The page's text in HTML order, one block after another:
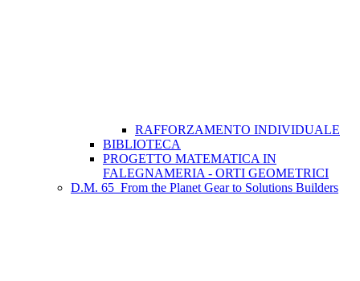
RAFFORZAMENTO INDIVIDUALE
BIBLIOTECA
PROGETTO MATEMATICA IN
FALEGNAMERIA - ORTI GEOMETRICI
D.M. 65_From the Planet Gear to Solutions Builders